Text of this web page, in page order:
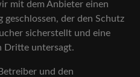
mit dem Anbieter einen
der den Schutz
sicherstellt und eine
Dritte untersagt.
und den